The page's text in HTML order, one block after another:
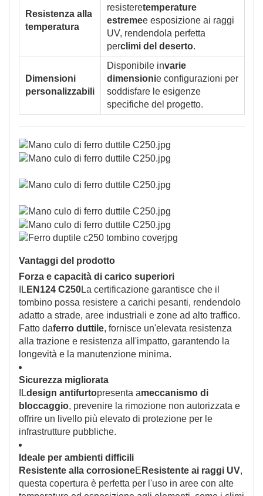
Resistenza alla
temperatura
resisteretemperature
estremee esposizione ai raggi
UV, rendendola perfetta
perclimi del deserto.
Dimensioni
personalizzabili
Disponibile invarie
dimensionie configurazioni per
soddisfare le esigenze
specifiche del progetto.
Vantaggi del prodotto
Forza e capacità di carico superiori
IL EN124 C250La certificazione garantisce che il
tombino possa resistere a carichi pesanti, rendendolo
adatto a strade, aree industriali e zone ad alto traffico.
Fatto daferro duttile, fornisce un'elevata resistenza
alla trazione e resistenza all'impatto, garantendo la
longevità e la manutenzione minima.
Sicurezza migliorata
ILdesign antifurtopresenta ameccanismo di
bloccaggio, prevenire la rimozione non autorizzata e
offrire un livello più elevato di protezione per le
infrastrutture pubbliche.
Ideale per ambienti difficili
Resistente alla corrosioneE Resistente ai raggi UV,
questa copertura è perfetta per l'uso in aree con alte